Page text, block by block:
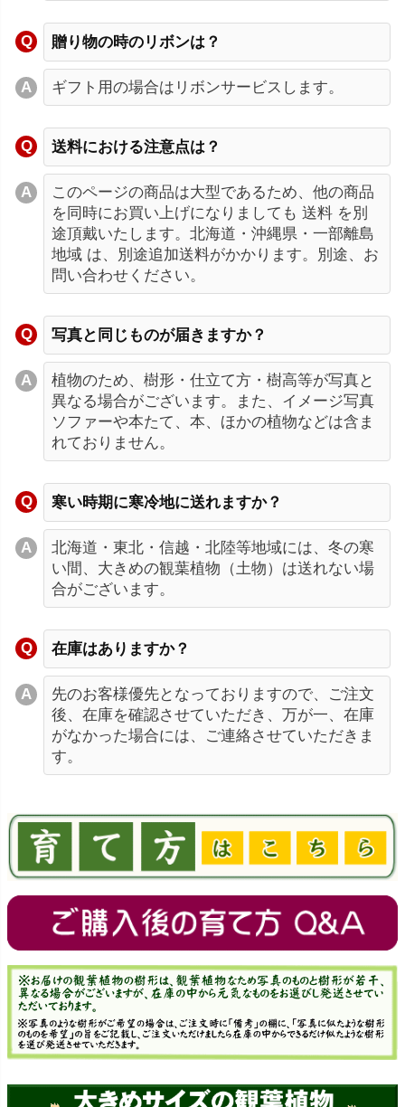
贈り物の時のリボンは？
ギフト用の場合はリボンサービスします。
送料における注意点は？
このページの商品は大型であるため、他の商品
を同時にお買い上げになりましても 送料 を別
途頂戴いたします。北海道・沖縄県・一部離島
地域 は、別途追加送料がかかります。別途、お
問い合わせください。
写真と同じものが届きますか？
植物のため、樹形・仕立て方・樹高等が写真と
異なる場合がございます。また、イメージ写真
ソファーや本たて、本、ほかの植物などは含ま
れておりません。
寒い時期に寒冷地に送れますか？
北海道・東北・信越・北陸等地域には、冬の寒
い間、大きめの観葉植物（土物）は送れない場
合がございます。
在庫はありますか？
先のお客様優先となっておりますので、ご注文
後、在庫を確認させていただき、万が一、在庫
がなかった場合には、ご連絡させていただきま
す。